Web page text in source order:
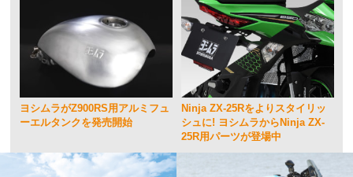
ヨシムラがZ900RS用アルミフュ
ーエルタンクを発売開始
Ninja ZX-25Rをよりスタイリッ
シュに! ヨシムラからNinja ZX-
25R用パーツが登場中